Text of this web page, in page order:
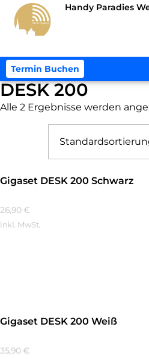
Handy Paradies
Termin Buchen
DESK 200
Alle 2 Ergebnisse werden
Gigaset DESK 200 Schwarz
26,90 €
inkl. MwSt.
Gigaset DESK 200 Weiß
35,90 €